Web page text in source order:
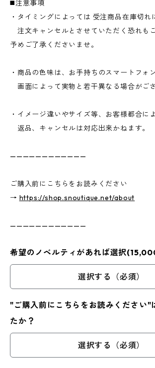
◼️注意事項
・タイミングによっては 受注商品在庫切れ
注文キャンセルとさせていただく恐れも
予めご了承くださいませ。
・商品の色味は、お手持ちのスマートフォ
画面によって実物と若干異なる場合がござ
・イメージ違いやサイズ等、お客様都合に
返品、キャンセルは対応出来かねます。
————————————
ご購入前にこちらをお読みください
→ https://shop.snoutique.net/about
————————————
希望のノベルティがあれば選択
選択する（必須）
"ご購入前にこちらをお読みください"
たか？
選択する（必須）